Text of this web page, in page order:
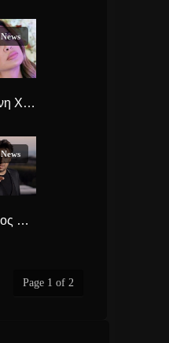
News
Ελένη Χατζίδου “Η Μικρή Ελένη” ολοκαίνουργιο hit-single
News
Πάνος Κιάμος “Σκανδαλο” Νέο Τραγούδι που παρά τα πολλά του “μη”, πάει καλά.
Page 1 of 2